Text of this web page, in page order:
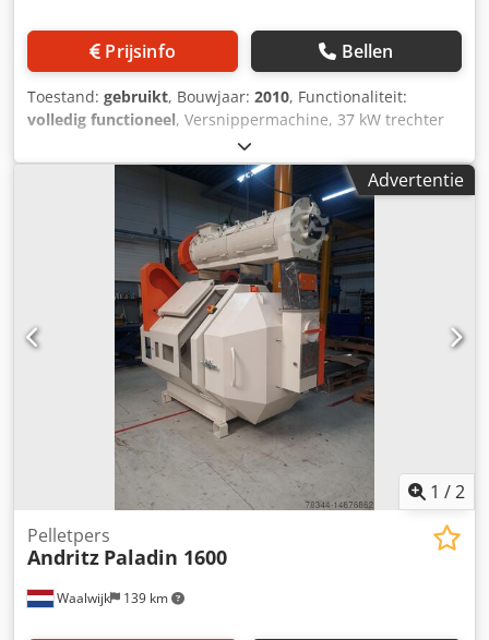
Prijsinfo Bellen
Toestand: gebruikt, Bouwjaar: 2010, Functionaliteit:
volledig functioneel, Versnippermachine, 37 kW trechter
en mengmachine fijnmalende versnippermachine, 75 kW
Cedpfx Aozlfcxol Rerf tussenopslagsilo toevoerschroef
pers, ANDRITZ-model Paladin, 2 ton per uur
producttransporteur koeler verpakkingsmachine
Advertentie
1 /2
Waalwijk 139 km
Pelletpers
Andritz Paladin 1600